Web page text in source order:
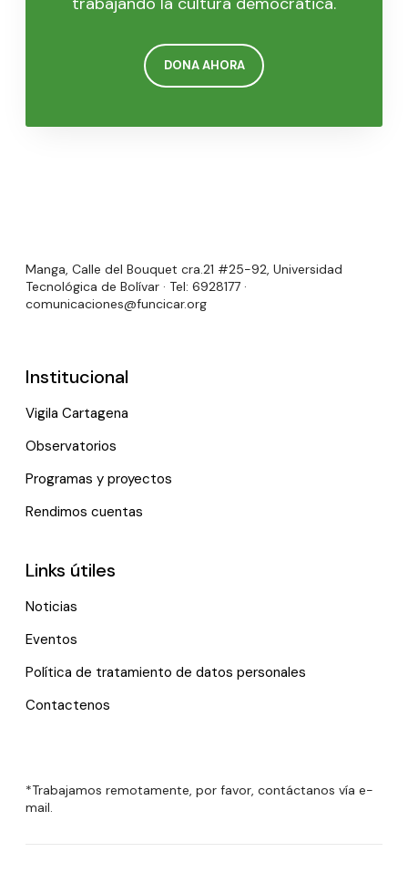
DONA AHORA
Manga, Calle del Bouquet cra.21 #25-92, Universidad
Tecnológica de Bolívar · Tel: 6928177 ·
comunicaciones@funcicar.org
Institucional
Vigila Cartagena
Observatorios
Programas y proyectos
Rendimos cuentas
Links útiles
Noticias
Eventos
Política de tratamiento de datos personales
Contactenos
*Trabajamos remotamente, por favor, contáctanos vía e-
mail.